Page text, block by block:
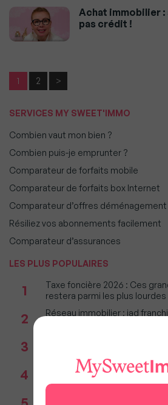
Achat immobilier
pas crédit !
1 2 >
SERVICES MY SWEET'IMMO
Combien vaut mon bien ?
Combien puis-je emprunter ?
Comparateur de forfaits mobile
Comparateur de forfaits box Internet
Comparateur d’offres déménagement
Résiliez vos abonnements facilement
Comparateur d’assurances
LES PLUS POPULAIRES
1
Taxe foncière 2026 : Ces
restera parmi les plus lourdes
2
Réseau immobilier : iad
3
Immobilier : Ce que l’AI Act
4
Incendies : Quels sont vos
vacances est annulée ?
Immobilier 1er semestre